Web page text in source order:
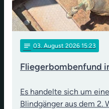
notes 03 . August 2026 15:23
Fliegerbombenfund
Es handelte sich um
Blindgänger aus dem 2.